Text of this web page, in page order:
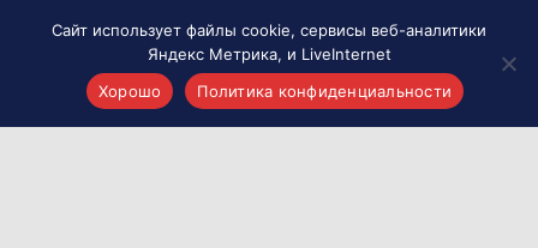
Сайт использует файлы cookie, сервисы веб-аналитики
Яндекс Метрика, и LiveInternet
Хорошо
Политика конфиденциальности